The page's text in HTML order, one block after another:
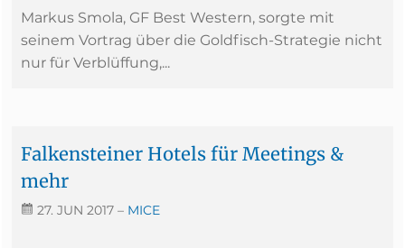
Markus Smola, GF Best Western, sorgte mit
seinem Vortrag über die Goldfisch-Strategie nicht
nur für Verblüffung,...
Falkensteiner Hotels für Meetings &
mehr
27. JUN 2017 – MICE